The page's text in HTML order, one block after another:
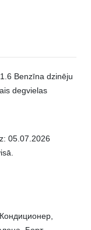
Benzīna dzinēju
degvielas
05.07.2026